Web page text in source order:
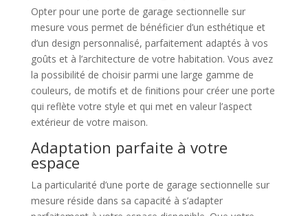
Opter pour une porte de garage sectionnelle sur
mesure vous permet de bénéficier d’un esthétique et
d’un design personnalisé, parfaitement adaptés à vos
goûts et à l’architecture de votre habitation. Vous avez
la possibilité de choisir parmi une large gamme de
couleurs, de motifs et de finitions pour créer une porte
qui reflète votre style et qui met en valeur l’aspect
extérieur de votre maison.
Adaptation parfaite à votre
espace
La particularité d’une porte de garage sectionnelle sur
mesure réside dans sa capacité à s’adapter